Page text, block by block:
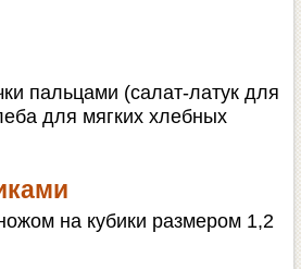
пальцами (салат-латук для
для мягких хлебных
на кубики размером 1,2